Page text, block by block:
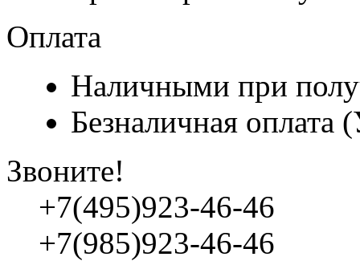
Оплата
Наличными при
Безналичная
Звоните!
+7(495)923-46-46
+7(985)923-46-46